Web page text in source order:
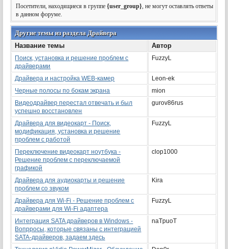
Посетители, находящиеся в группе{user_group}, не могут оставлять ответы
в данном форуме.
Другие темы из раздела Драйвера
Название темы
Автор
Поиск, установка и решение проблем с
драйверами
FuzzyL
Драйвера и настройка WEB-камер
Leon-ek
Черные полосы по бокам экрана
mion
Видеодрайвер перестал отвечать и был
успешно восстановлен
gurov86rus
Драйвера для видеокарт - Поиск,
модификация, установка и решение
проблем с работой
FuzzyL
Переключение видеокарт ноутбука -
Решение проблем с переключаемой
графикой
clop1000
Драйвера для аудиокарты и решение
проблем со звуком
Kira
Драйвера для Wi-Fi - Решение проблем с
драйверами для Wi-Fi адаптера
FuzzyL
Интеграция SATA драйверов в Windows -
Вопрросы, которые связаны с интеграцией
SATA-драйверов, задаем здесь
naTpuoT